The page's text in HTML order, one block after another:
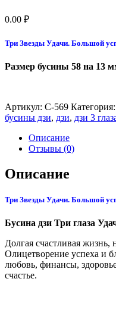
0.00 ₽
Три Звезды Удачи. Большой
Размер бусины 58 на 13
Артикул: С-569 Категория:
бусины дзи, дзи, дзи 3
Описание
Отзывы (0)
Описание
Три Звезды Удачи. Большой
Бусина дзи Три глаза
Долгая счастливая жизнь,
Олицетворение успеха и
любовь, финансы,
счастье.